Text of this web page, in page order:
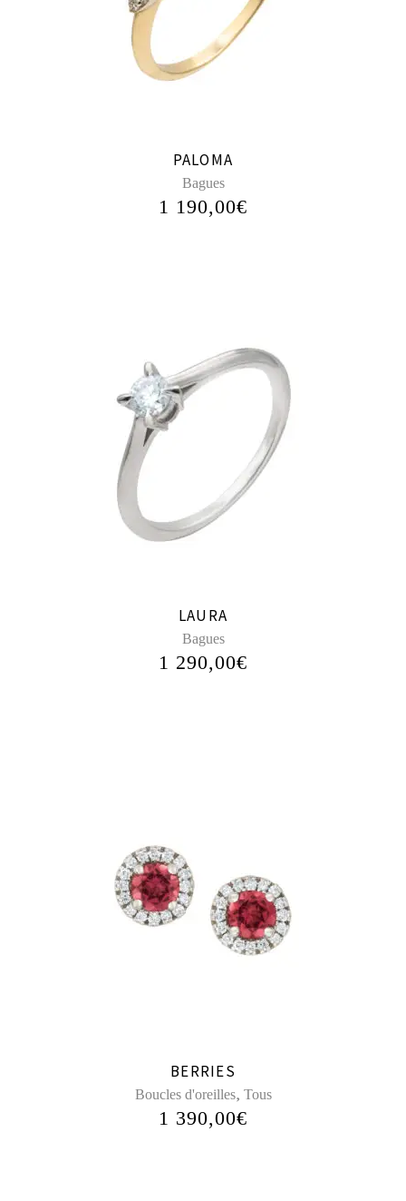
PALOMA
Bagues
1 190,00€
LAURA
Bagues
1 290,00€
BERRIES
Boucles d'oreilles, Tous
1 390,00€